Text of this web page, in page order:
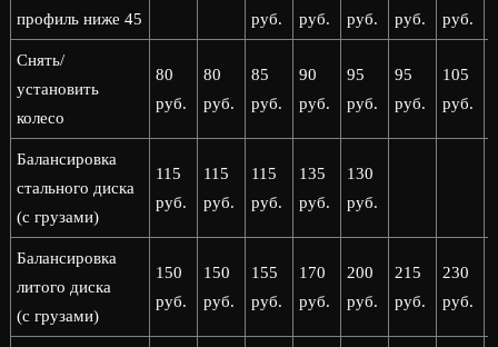
профиль ниже 45
руб.
руб.
руб.
руб.
руб.
Снять/
установить
колесо
80
руб.
80
руб.
85
руб.
90
руб.
95
руб.
95
руб.
105
руб.
Балансировка
стального диска
(с грузами)
115
руб.
115
руб.
115
руб.
135
руб.
130
руб.
Балансировка
литого диска
(с грузами)
150
руб.
150
руб.
155
руб.
170
руб.
200
руб.
215
руб.
230
руб.